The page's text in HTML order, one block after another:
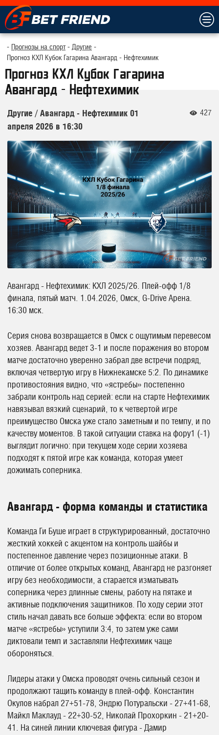
Прогнозы на спорт
Другие
Прогноз КХЛ Кубок Гагарина Авангард - Нефтехимик
Прогноз КХЛ Кубок Гагарина
Авангард - Нефтехимик
Другие / Авангард - Нефтехимик 01
апреля 2026 в 16:30
427
Авангард - Нефтехимик: КХЛ 2025/26. Плей-офф 1/8
финала, пятый матч. 1.04.2026, Омск, G-Drive Арена.
16:30 мск.
Серия снова возвращается в Омск с ощутимым перевесом
хозяев. Авангард ведет 3-1 и после поражения во втором
матче достаточно уверенно забрал две встречи подряд,
включая четвертую игру в Нижнекамске 5:2. По динамике
противостояния видно, что «ястребы» постепенно
забрали контроль над серией: если на старте Нефтехимик
навязывал вязкий сценарий, то к четвертой игре
преимущество Омска уже стало заметным и по темпу, и по
качеству моментов. В такой ситуации ставка на фору1 (-1)
выглядит логично: при текущем ходе серии хозяева
подходят к пятой игре как команда, которая умеет
дожимать соперника.
Авангард - форма команды и статистика
Команда Ги Буше играет в структурированный, достаточно
жесткий хоккей с акцентом на контроль шайбы и
постепенное давление через позиционные атаки. В
отличие от более открытых команд, Авангард не разгоняет
игру без необходимости, а старается изматывать
соперника через длинные смены, работу на пятаке и
активные подключения защитников. По ходу серии этот
стиль начал давать все больше эффекта: если во втором
матче «ястребы» уступили 3:4, то затем уже сами
диктовали темп и заставляли Нефтехимик чаще
обороняться.
Лидеры атаки у Омска проводят очень сильный сезон и
продолжают тащить команду в плей-офф. Константин
Окулов набрал 27+51-78, Эндрю Потуральски - 27+41-68,
Майкл Маклауд - 22+30-52, Николай Прохоркин - 21+20-
41. На синей линии ключевая фигура - Дамир